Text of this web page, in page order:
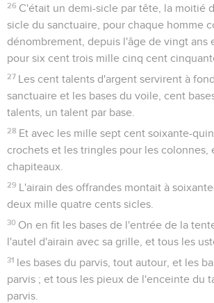
26 C'était un demi-sicle par tête, la moitié
sicle du sanctuaire, pour chaque homme
dénombrement, depuis l'âge de vingt ans
pour six cent trois mille cinq cent
27 Les cent talents d'argent servirent à
sanctuaire et les bases du voile, cent
talents, un talent par base.
28 Et avec les mille sept cent soixante-
crochets et les tringles pour les colonnes,
chapiteaux.
29 L'airain des offrandes montait à
deux mille quatre cents sicles.
30 On en fit les bases de l'entrée de la
l'autel d'airain avec sa grille, et tous les
31 les bases du parvis, tout autour, et les
parvis ; et tous les pieux de l'enceinte du
parvis.